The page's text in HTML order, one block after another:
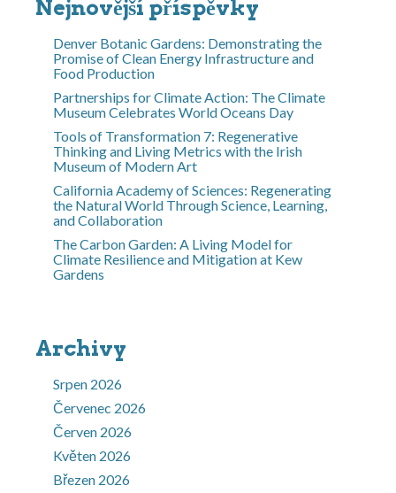
Nejnovější příspěvky
Denver Botanic Gardens: Demonstrating the
Promise of Clean Energy Infrastructure and
Food Production
Partnerships for Climate Action: The Climate
Museum Celebrates World Oceans Day
Tools of Transformation 7: Regenerative
Thinking and Living Metrics with the Irish
Museum of Modern Art
California Academy of Sciences: Regenerating
the Natural World Through Science, Learning,
and Collaboration
The Carbon Garden: A Living Model for
Climate Resilience and Mitigation at Kew
Gardens
Archivy
Srpen 2026
Červenec 2026
Červen 2026
Květen 2026
Březen 2026